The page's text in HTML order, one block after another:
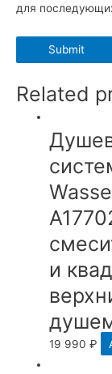
для
Related
и
19 990₽